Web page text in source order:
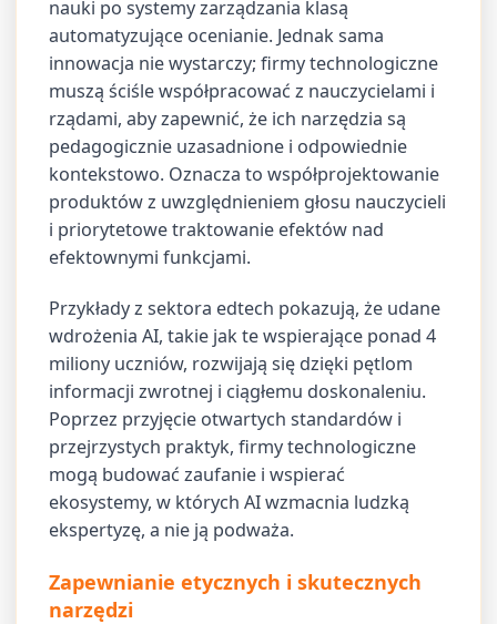
nauki po systemy zarządzania klasą
automatyzujące ocenianie. Jednak sama
innowacja nie wystarczy; firmy technologiczne
muszą ściśle współpracować z nauczycielami i
rządami, aby zapewnić, że ich narzędzia są
pedagogicznie uzasadnione i odpowiednie
kontekstowo. Oznacza to współprojektowanie
produktów z uwzględnieniem głosu nauczycieli
i priorytetowe traktowanie efektów nad
efektownymi funkcjami.
Przykłady z sektora edtech pokazują, że udane
wdrożenia AI, takie jak te wspierające ponad 4
miliony uczniów, rozwijają się dzięki pętlom
informacji zwrotnej i ciągłemu doskonaleniu.
Poprzez przyjęcie otwartych standardów i
przejrzystych praktyk, firmy technologiczne
mogą budować zaufanie i wspierać
ekosystemy, w których AI wzmacnia ludzką
ekspertyzę, a nie ją podważa.
Zapewnianie etycznych i skutecznych
narzędzi